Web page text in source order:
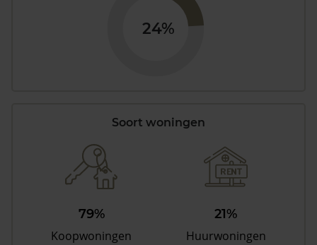
24%
Soort woningen
79%
Koopwoningen
21%
Huurwoningen